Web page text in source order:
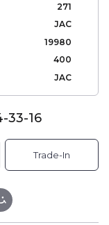
271
JAC
19980
400
JAC
33-16
Trade-In